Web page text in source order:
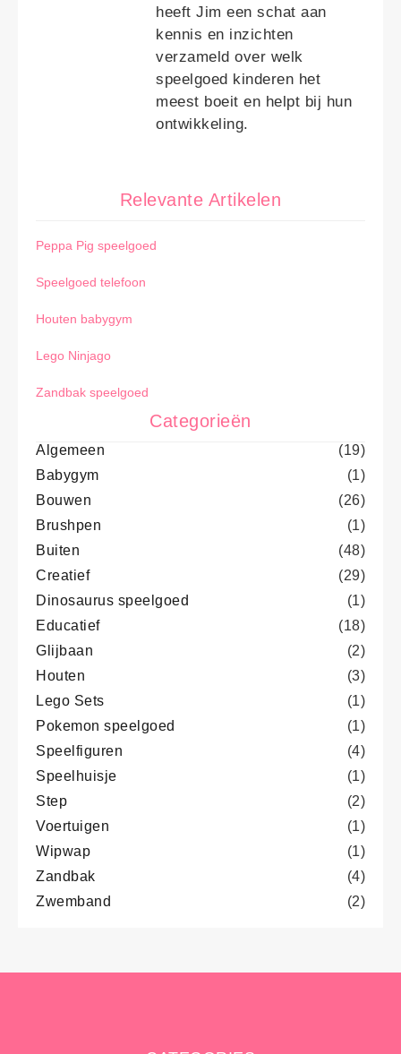
heeft Jim een schat aan
kennis en inzichten
verzameld over welk
speelgoed kinderen het
meest boeit en helpt bij hun
ontwikkeling.
Relevante Artikelen
Peppa Pig speelgoed
Speelgoed telefoon
Houten babygym
Lego Ninjago
Zandbak speelgoed
Categorieën
Algemeen
(19)
Babygym
(1)
Bouwen
(26)
Brushpen
(1)
Buiten
(48)
Creatief
(29)
Dinosaurus speelgoed
(1)
Educatief
(18)
Glijbaan
(2)
Houten
(3)
Lego Sets
(1)
Pokemon speelgoed
(1)
Speelfiguren
(4)
Speelhuisje
(1)
Step
(2)
Voertuigen
(1)
Wipwap
(1)
Zandbak
(4)
Zwemband
(2)